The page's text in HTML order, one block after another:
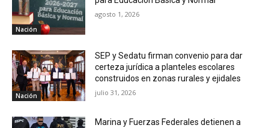
Nación
agosto 1, 2026
Nación
SEP y Sedatu firman convenio para dar
certeza jurídica a planteles escolares
construidos en zonas rurales y ejidales
julio 31, 2026
Marina y Fuerzas Federales detienen a